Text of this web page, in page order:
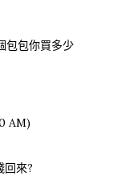
包包你買多少
AM)
回來?